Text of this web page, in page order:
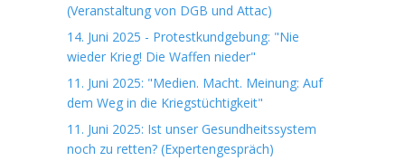
(Veranstaltung von DGB und Attac)
14. Juni 2025 - Protestkundgebung: "Nie
wieder Krieg! Die Waffen nieder"
11. Juni 2025: "Medien. Macht. Meinung: Auf
dem Weg in die Kriegstüchtigkeit"
11. Juni 2025: Ist unser Gesundheitssystem
noch zu retten? (Expertengespräch)